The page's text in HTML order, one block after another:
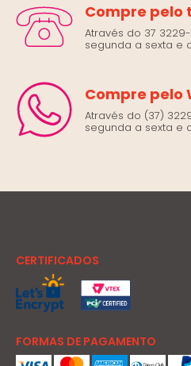
Compre pelo
Através do 37
segunda a sexta e
Compre pelo
Através do (37)
segunda a sexta e
CERTIFICADOS
FORMAS DE PAGAMENTO